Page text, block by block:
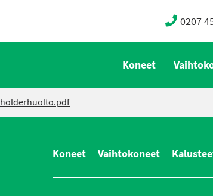
0207
Koneet
holderhuolto.pdf
Koneet Vaihtokoneet